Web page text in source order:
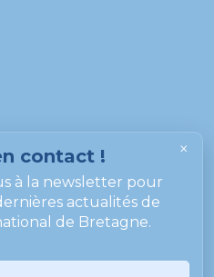
13h à 18h
×
contact !
à la newsletter pour
actualités de
de Bretagne.